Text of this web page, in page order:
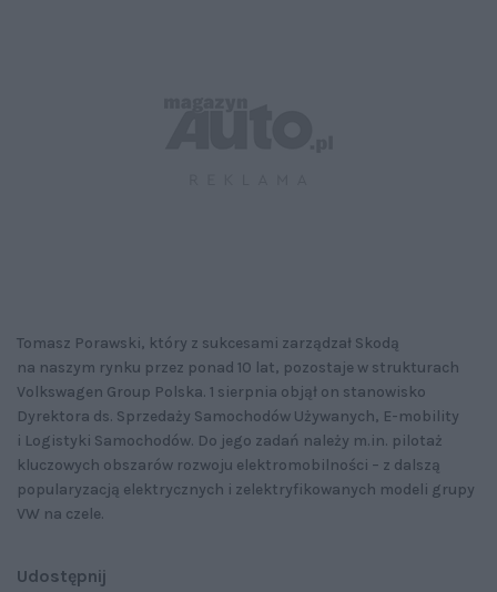
Tomasz Porawski, który z sukcesami zarządzał Skodą
na naszym rynku przez ponad 10 lat, pozostaje w strukturach
Volkswagen Group Polska. 1 sierpnia objął on stanowisko
Dyrektora ds. Sprzedaży Samochodów Używanych, E-mobility
i Logistyki Samochodów. Do jego zadań należy m.in. pilotaż
kluczowych obszarów rozwoju elektromobilności – z dalszą
popularyzacją elektrycznych i zelektryfikowanych modeli grupy
VW na czele.
Udostępnij